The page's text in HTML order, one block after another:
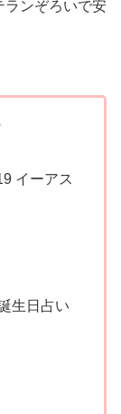
ランぞろいで安
イーアス
生日占い